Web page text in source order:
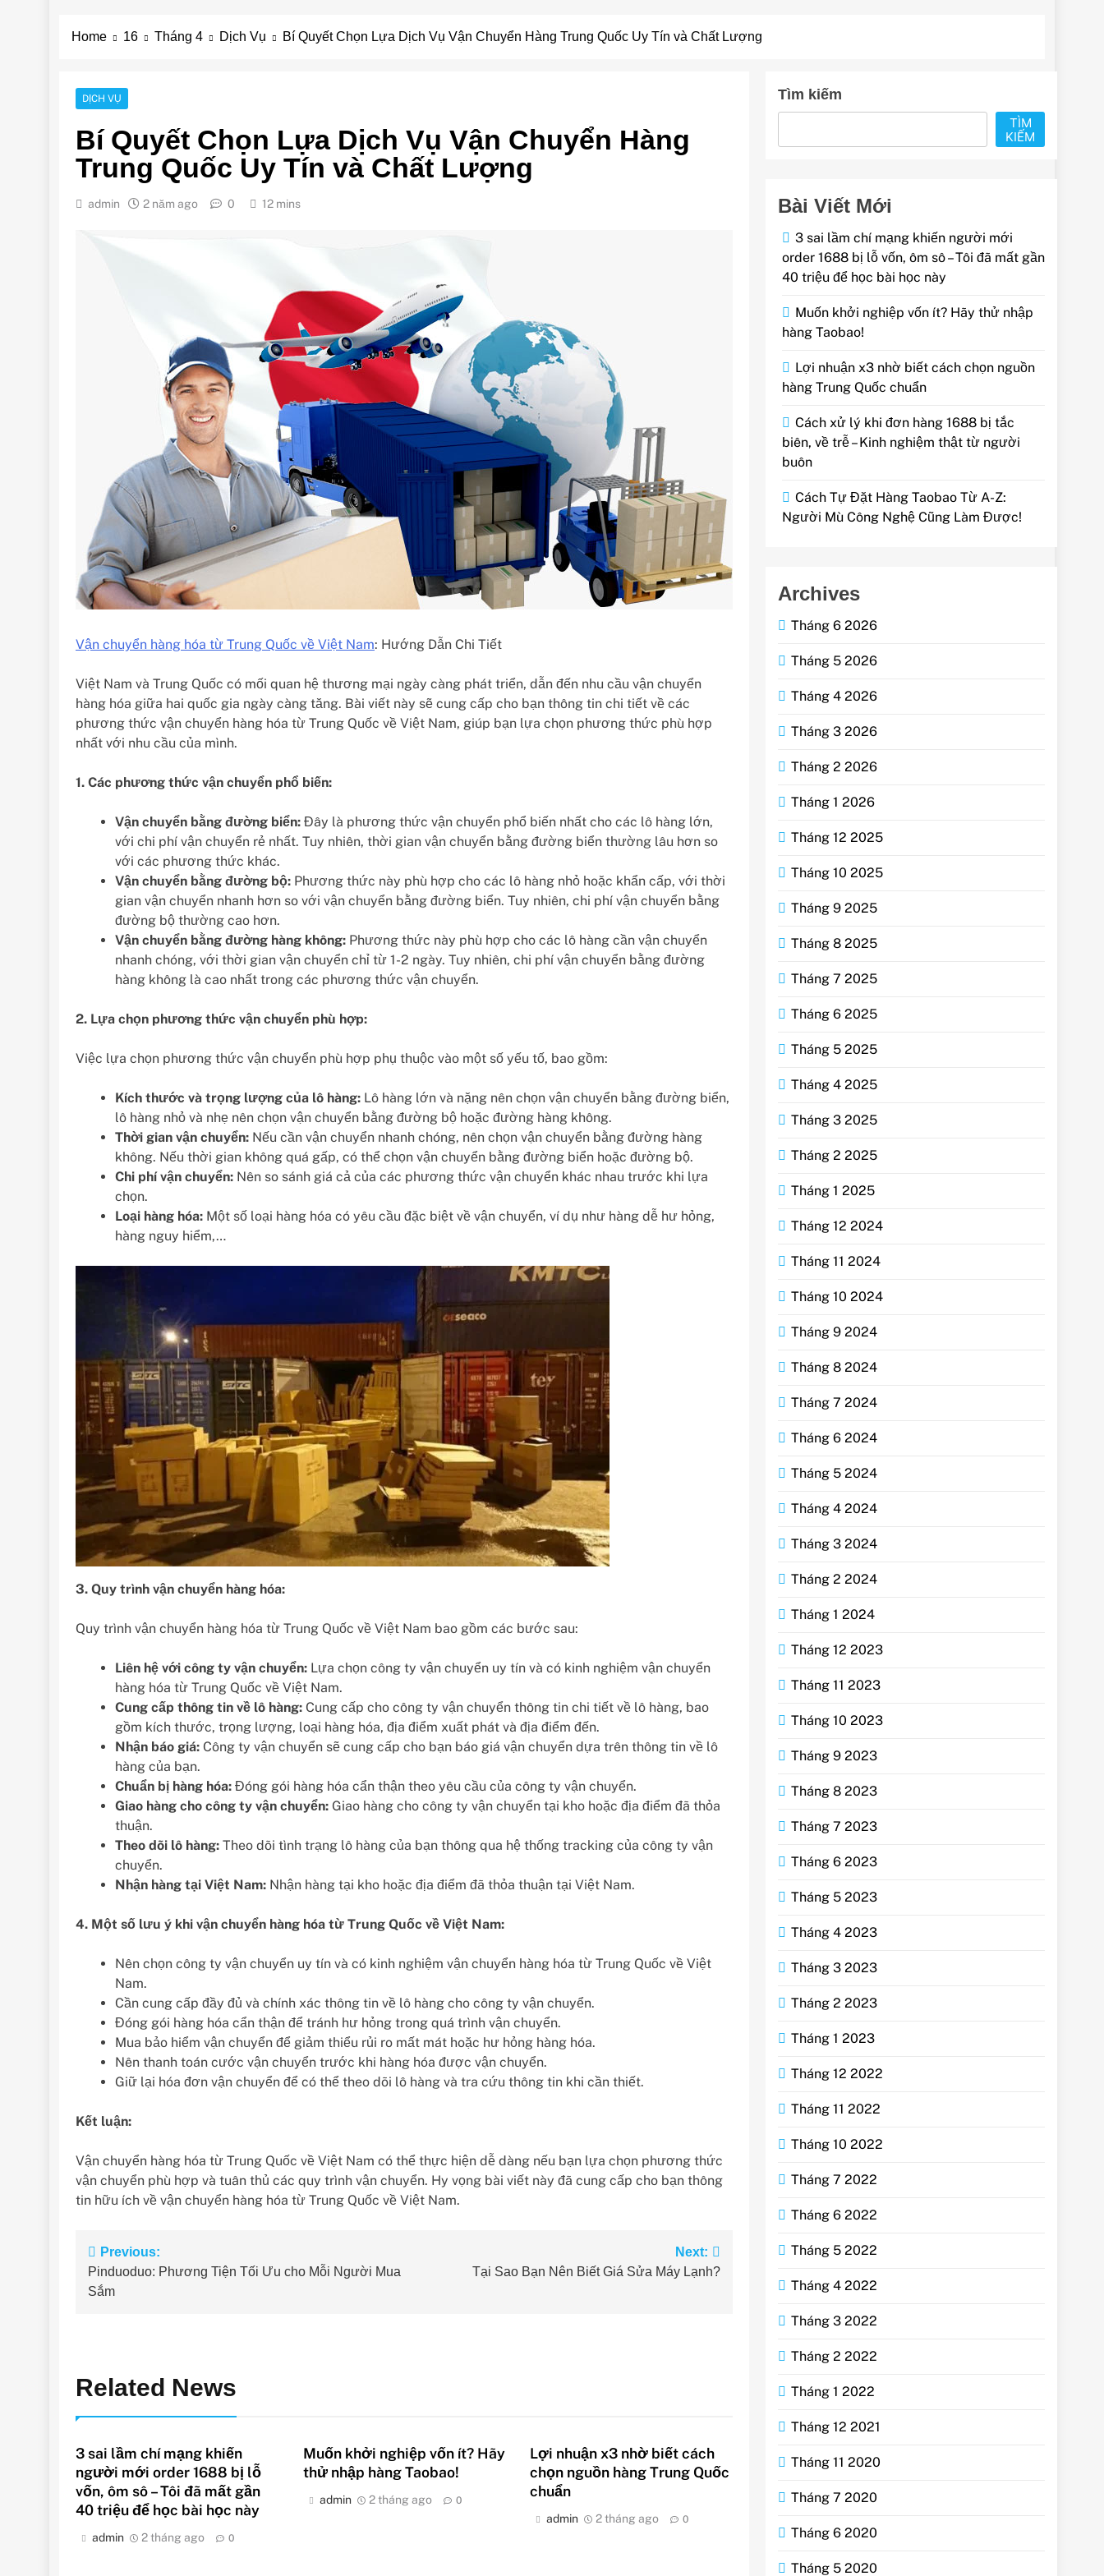
Home 16 Tháng 4 Dịch Vụ Bí Quyết Chọn Lựa Dịch Vụ Vận Chuyển Hàng Trung Quốc Uy Tín và Chất Lượng
DỊCH VỤ
Bí Quyết Chọn Lựa Dịch Vụ Vận Chuyển Hàng
Trung Quốc Uy Tín và Chất Lượng
admin 2 năm ago 0 12 mins
Vận chuyển hàng hóa từ Trung Quốc về Việt Nam: Hướng Dẫn Chi Tiết
Việt Nam và Trung Quốc có mối quan hệ thương mại ngày càng phát triển, dẫn đến nhu cầu vận chuyển
hàng hóa giữa hai quốc gia ngày càng tăng. Bài viết này sẽ cung cấp cho bạn thông tin chi tiết về các
phương thức vận chuyển hàng hóa từ Trung Quốc về Việt Nam, giúp bạn lựa chọn phương thức phù hợp
nhất với nhu cầu của mình.
1. Các phương thức vận chuyển phổ biến:
Vận chuyển bằng đường biển: Đây là phương thức vận chuyển phổ biến nhất cho các lô hàng lớn,
với chi phí vận chuyển rẻ nhất. Tuy nhiên, thời gian vận chuyển bằng đường biển thường lâu hơn so
với các phương thức khác.
Vận chuyển bằng đường bộ: Phương thức này phù hợp cho các lô hàng nhỏ hoặc khẩn cấp, với thời
gian vận chuyển nhanh hơn so với vận chuyển bằng đường biển. Tuy nhiên, chi phí vận chuyển bằng
đường bộ thường cao hơn.
Vận chuyển bằng đường hàng không: Phương thức này phù hợp cho các lô hàng cần vận chuyển
nhanh chóng, với thời gian vận chuyển chỉ từ 1-2 ngày. Tuy nhiên, chi phí vận chuyển bằng đường
hàng không là cao nhất trong các phương thức vận chuyển.
2. Lựa chọn phương thức vận chuyển phù hợp:
Việc lựa chọn phương thức vận chuyển phù hợp phụ thuộc vào một số yếu tố, bao gồm:
Kích thước và trọng lượng của lô hàng: Lô hàng lớn và nặng nên chọn vận chuyển bằng đường biển,
lô hàng nhỏ và nhẹ nên chọn vận chuyển bằng đường bộ hoặc đường hàng không.
Thời gian vận chuyển: Nếu cần vận chuyển nhanh chóng, nên chọn vận chuyển bằng đường hàng
không. Nếu thời gian không quá gấp, có thể chọn vận chuyển bằng đường biển hoặc đường bộ.
Chi phí vận chuyển: Nên so sánh giá cả của các phương thức vận chuyển khác nhau trước khi lựa
chọn.
Loại hàng hóa: Một số loại hàng hóa có yêu cầu đặc biệt về vận chuyển, ví dụ như hàng dễ hư hỏng,
hàng nguy hiểm,…
3. Quy trình vận chuyển hàng hóa:
Quy trình vận chuyển hàng hóa từ Trung Quốc về Việt Nam bao gồm các bước sau:
Liên hệ với công ty vận chuyển: Lựa chọn công ty vận chuyển uy tín và có kinh nghiệm vận chuyển
hàng hóa từ Trung Quốc về Việt Nam.
Cung cấp thông tin về lô hàng: Cung cấp cho công ty vận chuyển thông tin chi tiết về lô hàng, bao
gồm kích thước, trọng lượng, loại hàng hóa, địa điểm xuất phát và địa điểm đến.
Nhận báo giá: Công ty vận chuyển sẽ cung cấp cho bạn báo giá vận chuyển dựa trên thông tin về lô
hàng của bạn.
Chuẩn bị hàng hóa: Đóng gói hàng hóa cẩn thận theo yêu cầu của công ty vận chuyển.
Giao hàng cho công ty vận chuyển: Giao hàng cho công ty vận chuyển tại kho hoặc địa điểm đã thỏa
thuận.
Theo dõi lô hàng: Theo dõi tình trạng lô hàng của bạn thông qua hệ thống tracking của công ty vận
chuyển.
Nhận hàng tại Việt Nam: Nhận hàng tại kho hoặc địa điểm đã thỏa thuận tại Việt Nam.
4. Một số lưu ý khi vận chuyển hàng hóa từ Trung Quốc về Việt Nam:
Nên chọn công ty vận chuyển uy tín và có kinh nghiệm vận chuyển hàng hóa từ Trung Quốc về Việt
Nam.
Cần cung cấp đầy đủ và chính xác thông tin về lô hàng cho công ty vận chuyển.
Đóng gói hàng hóa cẩn thận để tránh hư hỏng trong quá trình vận chuyển.
Mua bảo hiểm vận chuyển để giảm thiểu rủi ro mất mát hoặc hư hỏng hàng hóa.
Nên thanh toán cước vận chuyển trước khi hàng hóa được vận chuyển.
Giữ lại hóa đơn vận chuyển để có thể theo dõi lô hàng và tra cứu thông tin khi cần thiết.
Kết luận:
Vận chuyển hàng hóa từ Trung Quốc về Việt Nam có thể thực hiện dễ dàng nếu bạn lựa chọn phương thức
vận chuyển phù hợp và tuân thủ các quy trình vận chuyển. Hy vọng bài viết này đã cung cấp cho bạn thông
tin hữu ích về vận chuyển hàng hóa từ Trung Quốc về Việt Nam.
Điều
hướng
Previous:
Pinduoduo: Phương Tiện Tối Ưu cho Mỗi Người Mua
Sắm
Next:
Tại Sao Bạn Nên Biết Giá Sửa Máy Lạnh?
Related News
3 sai lầm chí mạng khiến
người mới order 1688 bị lỗ
vốn, ôm sô – Tôi đã mất gần
40 triệu để học bài học này
admin 2 tháng ago 0
Muốn khởi nghiệp vốn ít? Hãy
thử nhập hàng Taobao!
admin 2 tháng ago 0
Lợi nhuận x3 nhờ biết cách
chọn nguồn hàng Trung Quốc
chuẩn
admin 2 tháng ago 0
Tìm kiếm
TÌM
KIẾM
Bài Viết Mới
3 sai lầm chí mạng khiến người mới
order 1688 bị lỗ vốn, ôm sô – Tôi đã mất gần
40 triệu để học bài học này
Muốn khởi nghiệp vốn ít? Hãy thử nhập
hàng Taobao!
Lợi nhuận x3 nhờ biết cách chọn nguồn
hàng Trung Quốc chuẩn
Cách xử lý khi đơn hàng 1688 bị tắc
biên, về trễ – Kinh nghiệm thật từ người
buôn
Cách Tự Đặt Hàng Taobao Từ A-Z:
Người Mù Công Nghệ Cũng Làm Được!
Archives
Tháng 6 2026
Tháng 5 2026
Tháng 4 2026
Tháng 3 2026
Tháng 2 2026
Tháng 1 2026
Tháng 12 2025
Tháng 10 2025
Tháng 9 2025
Tháng 8 2025
Tháng 7 2025
Tháng 6 2025
Tháng 5 2025
Tháng 4 2025
Tháng 3 2025
Tháng 2 2025
Tháng 1 2025
Tháng 12 2024
Tháng 11 2024
Tháng 10 2024
Tháng 9 2024
Tháng 8 2024
Tháng 7 2024
Tháng 6 2024
Tháng 5 2024
Tháng 4 2024
Tháng 3 2024
Tháng 2 2024
Tháng 1 2024
Tháng 12 2023
Tháng 11 2023
Tháng 10 2023
Tháng 9 2023
Tháng 8 2023
Tháng 7 2023
Tháng 6 2023
Tháng 5 2023
Tháng 4 2023
Tháng 3 2023
Tháng 2 2023
Tháng 1 2023
Tháng 12 2022
Tháng 11 2022
Tháng 10 2022
Tháng 7 2022
Tháng 6 2022
Tháng 5 2022
Tháng 4 2022
Tháng 3 2022
Tháng 2 2022
Tháng 1 2022
Tháng 12 2021
Tháng 11 2020
Tháng 7 2020
Tháng 6 2020
Tháng 5 2020